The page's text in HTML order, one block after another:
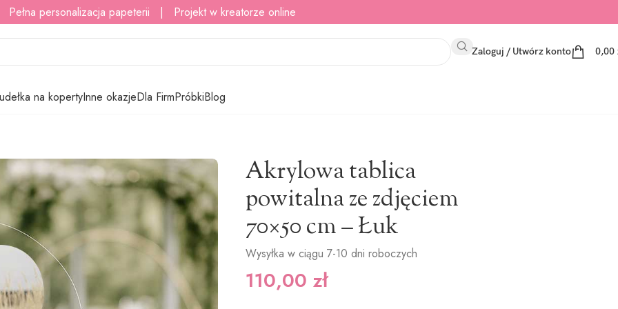
personalizacja papeterii | Projekt w kreatorze online
Zaloguj / Utwórz konto 0,00
na kopertyInne okazjeDla FirmPróbkiBlog
Akrylowa tablica
powitalna ze zdjęciem
70×50 cm – Łuk
Wysyłka w ciągu 7-10 dni roboczych
110,00 zł